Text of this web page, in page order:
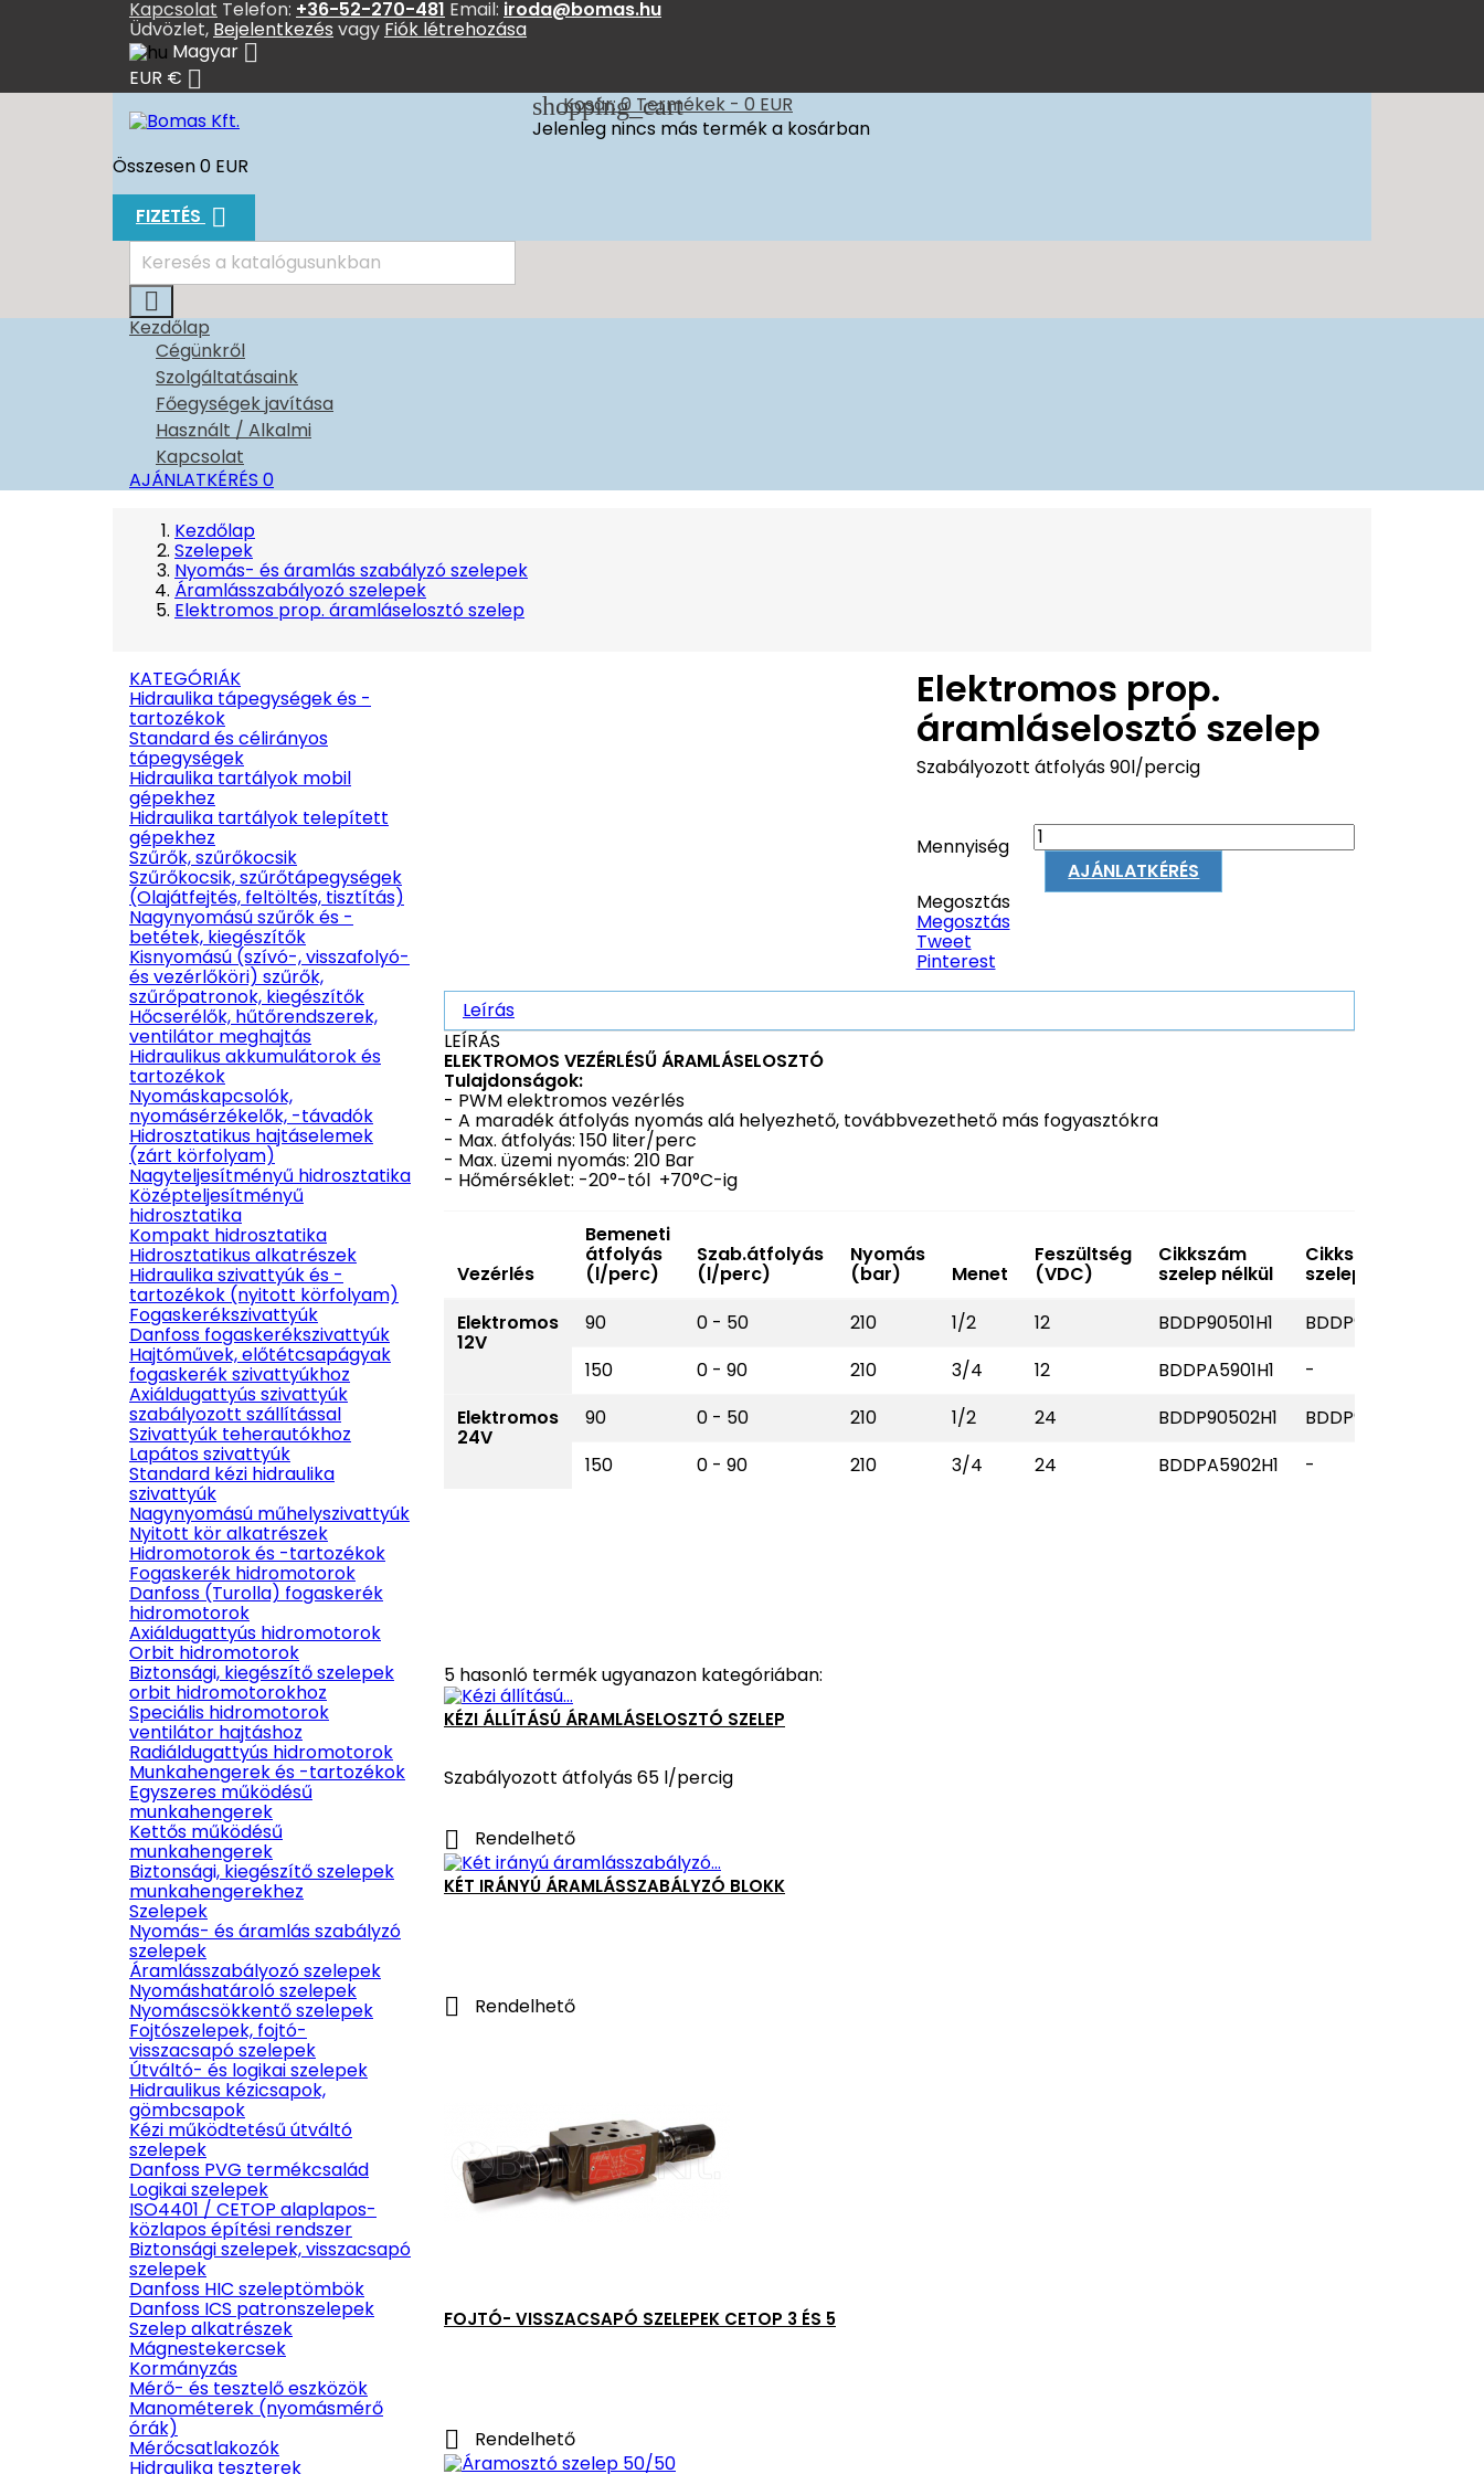
Kapcsolat Telefon: +36-52-270-481 Email: iroda@bomas.hu
Üdvözlet, Bejelentkezés vagy Fiók létrehozása
Magyar 
EUR € 
shopping_cart
Kosár: 0 Termékek - 0 EUR
Jelenleg nincs más termék a kosárban
Összesen0 EUR
FIZETÉS 

Kezdőlap
Cégünkről
Szolgáltatásaink
Főegységek javítása
Használt / Alkalmi
Kapcsolat
AJÁNLATKÉRÉS 0
Kezdőlap
Szelepek
Nyomás- és áramlás szabályzó szelepek
Áramlásszabályozó szelepek
Elektromos prop. áramláselosztó szelep
KATEGÓRIÁK
Hidraulika tápegységek és -
tartozékok
Standard és célirányos
tápegységek
Hidraulika tartályok mobil
gépekhez
Hidraulika tartályok telepített
gépekhez
Szűrők, szűrőkocsik
Szűrőkocsik, szűrőtápegységek
(Olajátfejtés, feltöltés, tisztítás)
Nagynyomású szűrők és -
betétek, kiegészítők
Kisnyomású (szívó-, visszafolyó-
és vezérlőköri) szűrők,
szűrőpatronok, kiegészítők
Hőcserélők, hűtőrendszerek,
ventilátor meghajtás
Hidraulikus akkumulátorok és
tartozékok
Nyomáskapcsolók,
nyomásérzékelők, -távadók
Hidrosztatikus hajtáselemek
(zárt körfolyam)
Nagyteljesítményű hidrosztatika
Középteljesítményű
hidrosztatika
Kompakt hidrosztatika
Hidrosztatikus alkatrészek
Hidraulika szivattyúk és -
tartozékok (nyitott körfolyam)
Fogaskerékszivattyúk
Danfoss fogaskerékszivattyúk
Hajtóművek, előtétcsapágyak
fogaskerék szivattyúkhoz
Axiáldugattyús szivattyúk
szabályozott szállítással
Szivattyúk teherautókhoz
Lapátos szivattyúk
Standard kézi hidraulika
szivattyúk
Nagynyomású műhelyszivattyúk
Nyitott kör alkatrészek
Hidromotorok és -tartozékok
Fogaskerék hidromotorok
Danfoss (Turolla) fogaskerék
hidromotorok
Axiáldugattyús hidromotorok
Orbit hidromotorok
Biztonsági, kiegészítő szelepek
orbit hidromotorokhoz
Speciális hidromotorok
ventilátor hajtáshoz
Radiáldugattyús hidromotorok
Munkahengerek és -tartozékok
Egyszeres működésű
munkahengerek
Kettős működésű
munkahengerek
Biztonsági, kiegészítő szelepek
munkahengerekhez
Szelepek
Nyomás- és áramlás szabályzó
szelepek
Áramlásszabályozó szelepek
Nyomáshatároló szelepek
Nyomáscsökkentő szelepek
Fojtószelepek, fojtó-
visszacsapó szelepek
Útváltó- és logikai szelepek
Hidraulikus kézicsapok,
gömbcsapok
Kézi működtetésű útváltó
szelepek
Danfoss PVG termékcsalád
Logikai szelepek
ISO4401 / CETOP alaplapos-
közlapos építési rendszer
Biztonsági szelepek, visszacsapó
szelepek
Danfoss HIC szeleptömbök
Danfoss ICS patronszelepek
Szelep alkatrészek
Mágnestekercsek
Kormányzás
Mérő- és tesztelő eszközök
Manométerek (nyomásmérő
órák)
Mérőcsatlakozók
Hidraulika teszterek
Elektromos prop.
áramláselosztó szelep
Szabályozott átfolyás 90l/percig
Mennyiség
AJÁNLATKÉRÉS
Megosztás
Megosztás
Tweet
Pinterest
Leírás
LEÍRÁS
ELEKTROMOS VEZÉRLÉSŰ ÁRAMLÁSELOSZTÓ
Tulajdonságok:
- PWM elektromos vezérlés
- A maradék átfolyás nyomás alá helyezhető, továbbvezethető más fogyasztókra
- Max. átfolyás: 150 liter/perc
- Max. üzemi nyomás: 210 Bar
- Hőmérséklet: -20°-tól +70°C-ig
Vezérlés
Bemeneti
átfolyás
(l/perc)
Szab.átfolyás
(l/perc)
Nyomás
(bar) Menet
Feszültség
(VDC)
Cikkszám
szelep nélkül
Cikkszám
szeleppel
Elektromos
12V
90 0 - 50 210 1/2 12 BDDP90501H1
BDDP90501H2
150
0 - 90 210 3/4 12 BDDPA5901H1
-
Elektromos
24V
90 0 - 50 210 1/2 24 BDDP90502H1
BDDP90502H2
150
0 - 90 210 3/4 24 BDDPA5902H1 -
5 hasonló termék ugyanazon kategóriában:
KÉZI ÁLLÍTÁSÚ ÁRAMLÁSELOSZTÓ SZELEP
Szabályozott átfolyás 65 l/percig
 Rendelhető
KÉT IRÁNYÚ ÁRAMLÁSSZABÁLYZÓ BLOKK
 Rendelhető
FOJTÓ- VISSZACSAPÓ SZELEPEK CETOP 3 ÉS 5
 Rendelhető